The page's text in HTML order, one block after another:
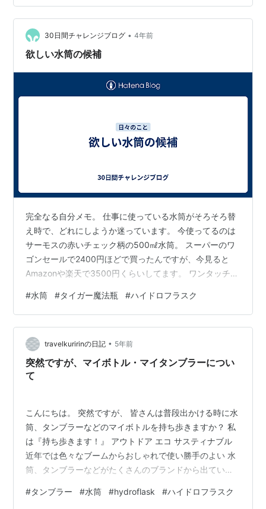
量を削減する効果的なアクションです♻ これは地球環境
や地域社会にたくさんのメリットがあり、 持続可能な…
30日間チャレンジブログ • 4年前
欲しい水筒の候補
完全なる自分メモ。 仕事に使っている水筒がそろそろ替
え時で、どれにしようか迷っています。 今使ってるのは
サーモスの赤いチェック柄の500㎖水筒。 スーパーのワ
ゴンセールで2400円ほどで買ったんですが、今見ると
Amazonや楽天で3500円くらいしてます。 ワンタッチで
くいのが難点です。 次はどうしよう。 いちばん気になっ
ているのはハイドロフラスク。 （がんばってAmazonア
ソシエイトのアカウント作ったのに、画像がうまく貼れ
ない…。まあいいや、今日はこのままで） 特にこだわり
があるわけではなく、大好きなスタイリストの百々千晴
さんが動画でおすす…
#水筒 #タイガー魔法瓶 #ハイドロフラスク
travelkuririnの日記 • 5年前
突然ですが、マイボトル・マイタンブラーについ
て
こんにちは。 突然ですが、 皆さんは普段出かける時に水
筒、タンブラーなどのマイボトルを持ち歩きますか？ 私
は『持ち歩きます！』 アウトドア エコ サスティナブル
近年では色々なブームからおしゃれで使い勝手のよい 水
筒、タンブラーなどがたくさんのブランドから出ていま
『HydroFlask』を愛用しています。 豊富なカラーと私の
#タンブラー #水筒 #hydroflask #ハイドロフラスク